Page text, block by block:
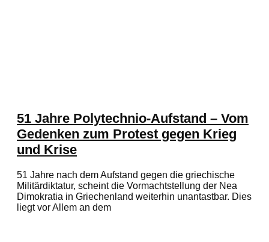
51 Jahre Polytechnio-Aufstand – Vom
Gedenken zum Protest gegen Krieg
und Krise
51 Jahre nach dem Aufstand gegen die griechische
Militärdiktatur, scheint die Vormachtstellung der Nea
Dimokratia in Griechenland weiterhin unantastbar. Dies
liegt vor Allem an dem